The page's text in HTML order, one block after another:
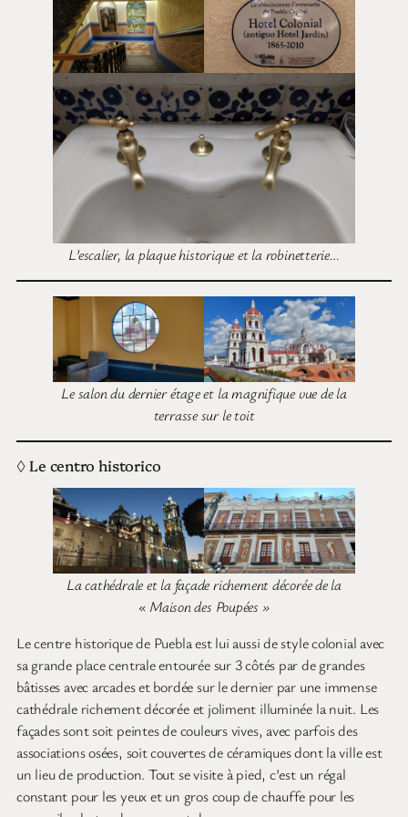
L’escalier, la plaque historique et la robinetterie…
Le salon du dernier étage et la magnifique vue de la
terrasse sur le toit
◊ Le centro historico
La cathédrale et la façade richement décorée de la
« Maison des Poupées »
Le centre historique de Puebla est lui aussi de style colonial avec
sa grande place centrale entourée sur 3 côtés par de grandes
bâtisses avec arcades et bordée sur le dernier par une immense
cathédrale richement décorée et joliment illuminée la nuit. Les
façades sont soit peintes de couleurs vives, avec parfois des
associations osées, soit couvertes de céramiques dont la ville est
un lieu de production. Tout se visite à pied, c’est un régal
constant pour les yeux et un gros coup de chauffe pour les